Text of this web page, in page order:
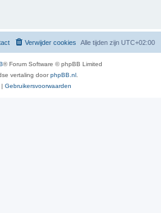
Alle tijden zijn UTC+02:00
Verwijder cookies
® Forum Software © phpBB Limited
vertaling doorphpBB.nl
| Gebruikersvoorwaarden